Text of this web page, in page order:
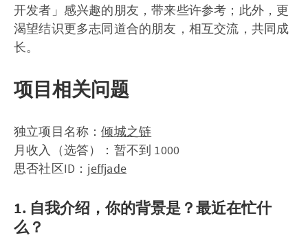
开发者」感兴趣的朋友，带来些许参考；此外，更
渴望结识更多志同道合的朋友，相互交流，共同成
长。
项目相关问题
独立项目名称：倾城之链
月收入（选答）：暂不到 1000
思否社区ID： jeffjade
1. 自我介绍，你的背景是？最近在忙什
么？